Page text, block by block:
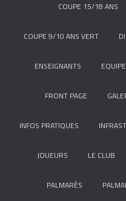
COUPE 15/18 ANS
COUPE 9/10 ANS VERT
ENSEIGNANTS
FRONT PAGE
INFOS PRATIQUES
JOUEURS LE CLUB
PALMARÈS